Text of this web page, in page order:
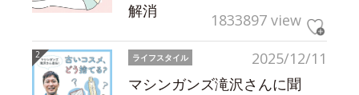
解消
1833897 view
2025/12/11
ライフスタイル
マシンガンズ滝沢さんに聞